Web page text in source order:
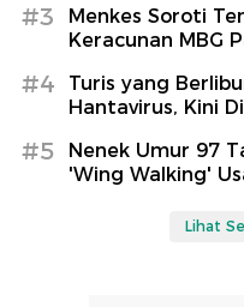
#3
Menkes Soroti
Keracunan MBG
#4
Turis yang
Hantavirus, Kini
#5
Nenek Umur 97
'Wing Walking'
Lihat